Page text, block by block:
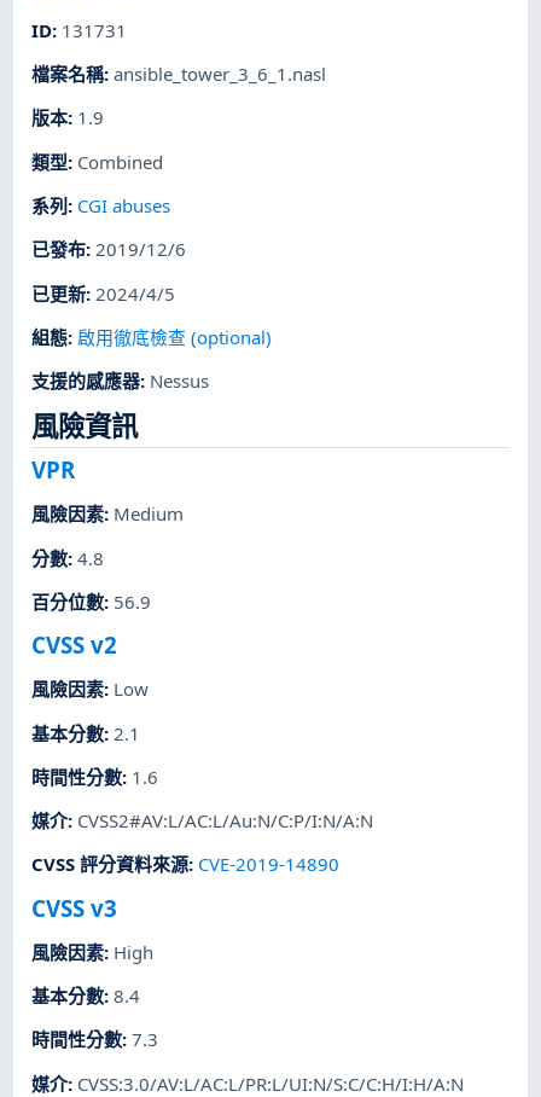
ID: 131731
檔案名稱:ansible_tower_3_6_1.nasl
版本: 1.9
類型: Combined
系列 : CGI abuses
已發布:2019/12/6
已更新: 2024/4/5
組態: 啟用徹底檢查 (optional)
支援的感應器: Nessus
風險資訊
VPR
風險因素: Medium
分數:4.8
百分位數: 56.9
CVSS v2
風險因素: Low
基本分數: 2.1
時間性分數: 1.6
媒介: CVSS2#AV:L/AC:L/Au:N/C:P/I:N/A:N
CVSS 評分資料來源: CVE-2019-14890
CVSS v3
風險因素: High
基本分數:8.4
時間性分數:7.3
媒介: CVSS:3.0/AV:L/AC:L/PR:L/UI:N/S:C/C:H/I:H/A:N